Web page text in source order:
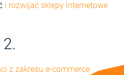
i rozwijać sklepy internetowe
2.
z zakresu e-commerce